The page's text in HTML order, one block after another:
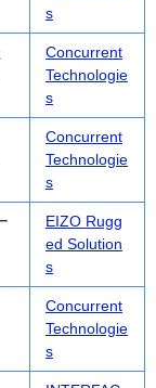
s
Concurrent
Technologie
s
Concurrent
Technologie
s
EIZO Rugg
ed Solution
s
Concurrent
Technologie
s